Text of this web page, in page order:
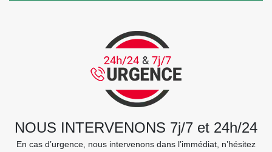
NOUS INTERVENONS 7j/7 et 24h/24
En cas d’urgence, nous intervenons dans l’immédiat, n’hésitez